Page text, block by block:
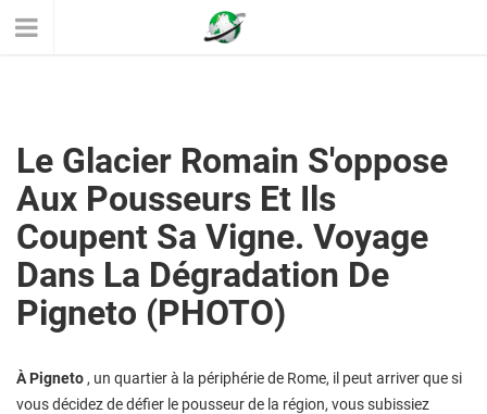
Le Glacier Romain S'oppose
Aux Pousseurs Et Ils
Coupent Sa Vigne. Voyage
Dans La Dégradation De
Pigneto (PHOTO)
À Pigneto , un quartier à la périphérie de Rome, il peut arriver que si
vous décidez de défier le pousseur de la région, vous subissiez